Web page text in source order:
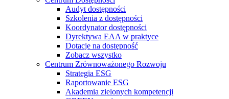
Audyt dostępności
Szkolenia z dostępności
Koordynator dostępności
Dyrektywa EAA w praktyce
Dotacje na dostępność
Zobacz wszystko
Centrum Zrównoważonego Rozwoju
Strategia ESG
Raportowanie ESG
Akademia zielonych kompetencji